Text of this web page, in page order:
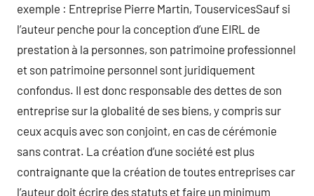
exemple : Entreprise Pierre Martin, TouservicesSauf si
l’auteur penche pour la conception d’une EIRL de
prestation à la personnes, son patrimoine professionnel
et son patrimoine personnel sont juridiquement
confondus. Il est donc responsable des dettes de son
entreprise sur la globalité de ses biens, y compris sur
ceux acquis avec son conjoint, en cas de cérémonie
sans contrat. La création d’une société est plus
contraignante que la création de toutes entreprises car
l’auteur doit écrire des statuts et faire un minimum